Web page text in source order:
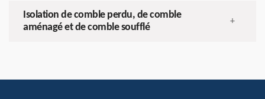
Isolation de comble perdu, de comble
aménagé et de comble soufflé
+